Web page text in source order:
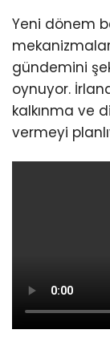
Yeni dönem
gündemini
oynuyor.
kalkınma ve
vermeyi